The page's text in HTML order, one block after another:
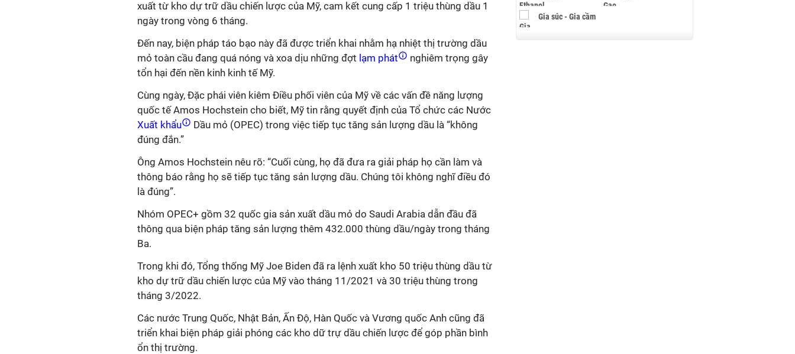
xuất từ kho dự trữ dầu chiến lược của Mỹ, cam kết cung cấp 1 triệu thùng dầu 1
ngày trong vòng 6 tháng.
Đến nay, biện pháp táo bạo này đã được triển khai nhằm hạ nhiệt thị trường dầu
mỏ toàn cầu đang quá nóng và xoa dịu những đợt lạm phát
nghiêm trọng gây
tổn hại đến nền kinh kinh tế Mỹ.
Cùng ngày, Đặc phái viên kiêm Điều phối viên của Mỹ về các vấn đề năng lượng
quốc tế Amos Hochstein cho biết, Mỹ tin rằng quyết định của Tổ chức các Nước
Xuất khẩu
Dầu mỏ (OPEC) trong việc tiếp tục tăng sản lượng dầu là “không
đúng đắn.”
Ông Amos Hochstein nêu rõ: “Cuối cùng, họ đã đưa ra giải pháp họ cần làm và
thông báo rằng họ sẽ tiếp tục tăng sản lượng dầu. Chúng tôi không nghĩ điều đó
là đúng”.
Nhóm OPEC+ gồm 32 quốc gia sản xuất dầu mỏ do Saudi Arabia dẫn đầu đã
thông qua biện pháp tăng sản lượng thêm 432.000 thùng dầu/ngày trong tháng
Ba.
Trong khi đó, Tổng thống Mỹ Joe Biden đã ra lệnh xuất kho 50 triệu thùng dầu từ
kho dự trữ dầu chiến lược của Mỹ vào tháng 11/2021 và 30 triệu thùng trong
tháng 3/2022.
Các nước Trung Quốc, Nhật Bản, Ấn Độ, Hàn Quốc và Vương quốc Anh cũng đã
triển khai biện pháp giải phóng các kho dữ trự dầu chiến lược để góp phần bình
ổn thị trường.
Gia súc - Gia cầm